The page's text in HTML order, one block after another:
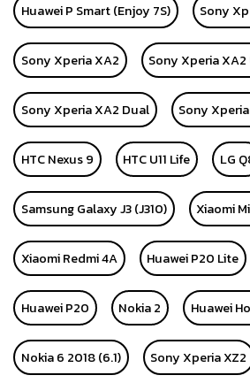
Huawei P Smart (Enjoy 7S) Sony
Sony Xperia XA2 Sony Xperia
Sony Xperia XA2 Dual Sony
HTC Nexus 9 HTC U11 Life LG
Samsung Galaxy J3 (J310) Xiaomi
Xiaomi Redmi 4A Huawei P20 Lite
Huawei P20 Nokia 2 Huawei
Nokia 6 2018 (6.1) Sony Xperia XZ2